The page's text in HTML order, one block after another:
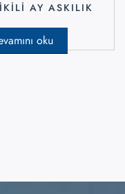
AY ASKILIK
oku